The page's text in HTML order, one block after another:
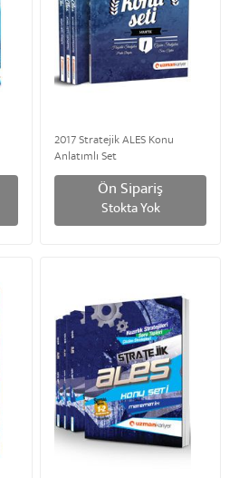
2017 Stratejik ALES Konu
Anlatımlı Set
Ön Sipariş
Stokta Yok